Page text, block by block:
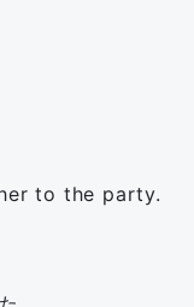
to the party.